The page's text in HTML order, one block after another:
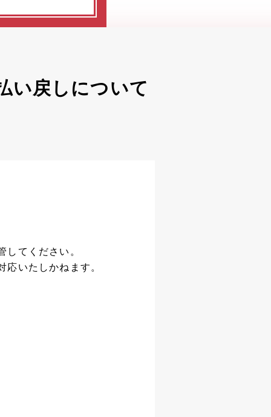
い戻しについて
てください。
いたしかねます。